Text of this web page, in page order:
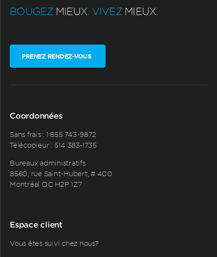
BOUGEZ MIEUX. VIVEZ MIEUX.
PRENEZ RENDEZ-VOUS
Coordonnées
Sans frais : 1 855 743-9872
Télécopieur : 514 383-1735
Bureaux administratifs
8560, rue Saint-Hubert, # 400
Montréal QC H2P 1Z7
Espace client
Vous êtes suivi chez nous?